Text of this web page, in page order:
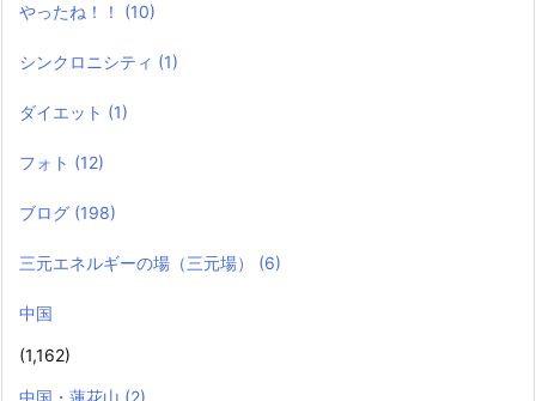
やったね！！ (10)
シンクロニシティ (1)
ダイエット (1)
フォト (12)
ブログ (198)
三元エネルギーの場（三元場） (6)
中国
(1,162)
中国・蓮花山 (2)